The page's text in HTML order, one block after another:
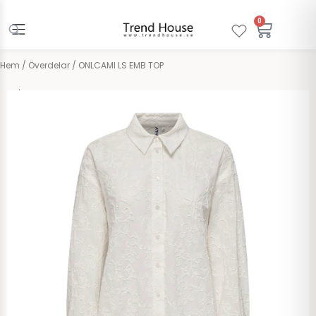
innehåll
0
Hem / Överdelar / ONLCAMI LS EMB TOP